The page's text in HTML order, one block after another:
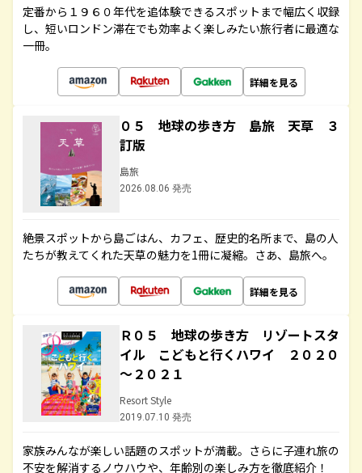
定番から１９６０年代を追体験できるスポットまで幅広く収録
し、短いロンドン滞在でも効率よく楽しみたい旅行者に最適な
一冊。
詳細を見る
０５ 地球の歩き方 島旅 天草 ３
訂版
島旅
2026.08.06 発売
絶景スポットから島ごはん、カフェ、歴史的名所まで、島の人
たちが教えてくれた天草の魅力を1冊に凝縮。さあ、島旅へ。
詳細を見る
Ｒ０５ 地球の歩き方 リゾートスタ
イル こどもと行くハワイ ２０２０
～２０２１
Resort Style
2019.07.10 発売
家族みんなが楽しい話題のスポットが満載。さらに子連れ旅の
不安を解消するノウハウや、年齢別の楽しみ方を徹底紹介！